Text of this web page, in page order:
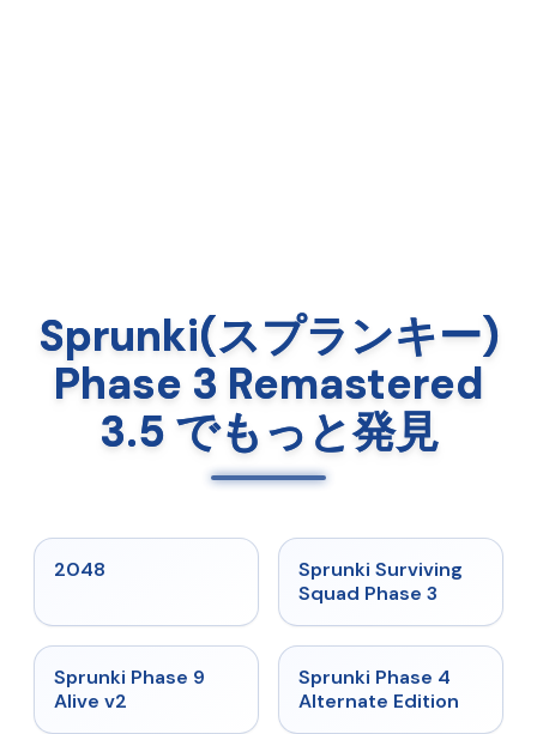
Sprunki(スプランキー)
Phase 3 Remastered
3.5 でもっと発見
2048 ★ 4.7
Sprunki Surviving
Squad Phase 3
★
Sprunki Phase 9
Alive v2
★
Sprunki Phase 4
Alternate Edition